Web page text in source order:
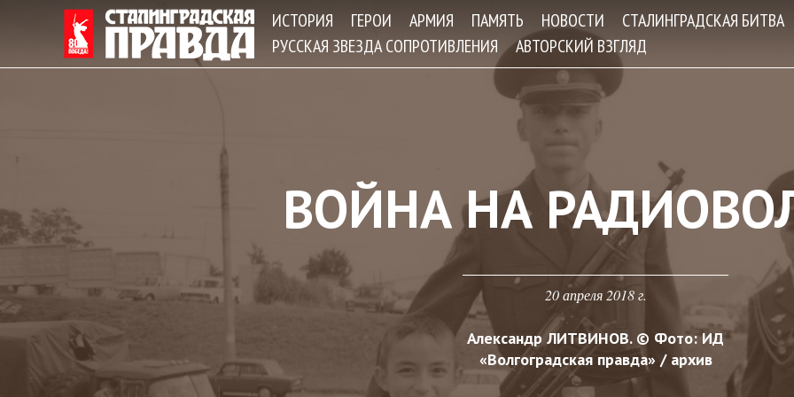
Jump to navigation
ИСТОРИЯ ГЕРОИ АРМИЯ ПАМЯТЬ НОВОСТИ
СТАЛИНГРАДСКАЯ БИТВА
РУССКАЯ ЗВЕЗДА СОПРОТИВЛЕНИЯ
АВТОРСКИЙ ВЗГЛЯД
ВОЙНА НА
20 апреля 2018 г.
Александр ЛИТВИНОВ. © Фото: ИД
«Волгоградская правда» / apхив